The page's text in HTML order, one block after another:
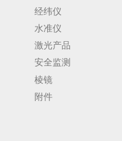
经纬仪
水准仪
激光产品
安全监测
棱镜
附件